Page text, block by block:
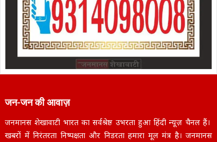
जन-जन की आवाज़
जनमानस शेखावाटी भारत का सर्वश्रेष्ठ उभरता हुआ हिंदी न्यूज़ चैनल हैं।
खबरों में निरंतरता निष्पक्षता और निडरता हमारा मूल मंत्र है। जनमानस